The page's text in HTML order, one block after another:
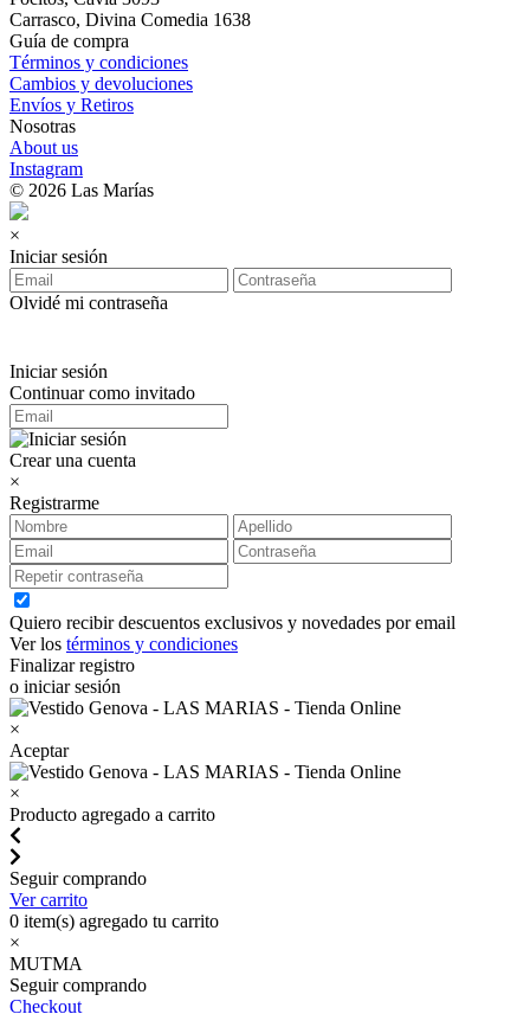
Carrasco, Divina Comedia 1638
Guía de compra
Términos y condiciones
Cambios y devoluciones
Envíos y Retiros
Nosotras
About us
Instagram
© 2026 Las Marías
×
Iniciar sesión
Olvidé mi contraseña
Iniciar sesión
Continuar como invitado
Crear una cuenta
×
Registrarme
Quiero recibir descuentos exclusivos y novedades por email
Ver los términos y condiciones
Finalizar registro
o iniciar sesión
×
Aceptar
×
Producto agregado a carrito
Seguir comprando
Ver carrito
0 item(s) agregado tu carrito
×
MUTMA
Seguir comprando
Checkout